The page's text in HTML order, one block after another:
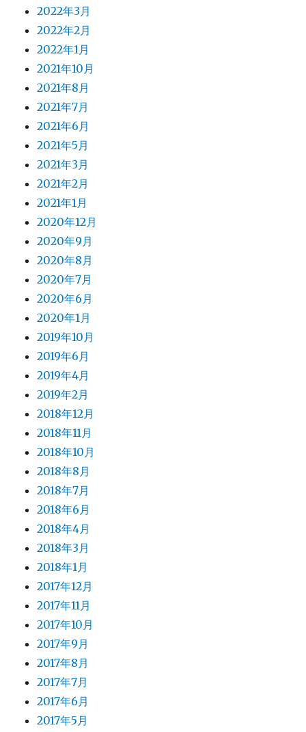
2022年3月
2022年2月
2022年1月
2021年10月
2021年8月
2021年7月
2021年6月
2021年5月
2021年3月
2021年2月
2021年1月
2020年12月
2020年9月
2020年8月
2020年7月
2020年6月
2020年1月
2019年10月
2019年6月
2019年4月
2019年2月
2018年12月
2018年11月
2018年10月
2018年8月
2018年7月
2018年6月
2018年4月
2018年3月
2018年1月
2017年12月
2017年11月
2017年10月
2017年9月
2017年8月
2017年7月
2017年6月
2017年5月